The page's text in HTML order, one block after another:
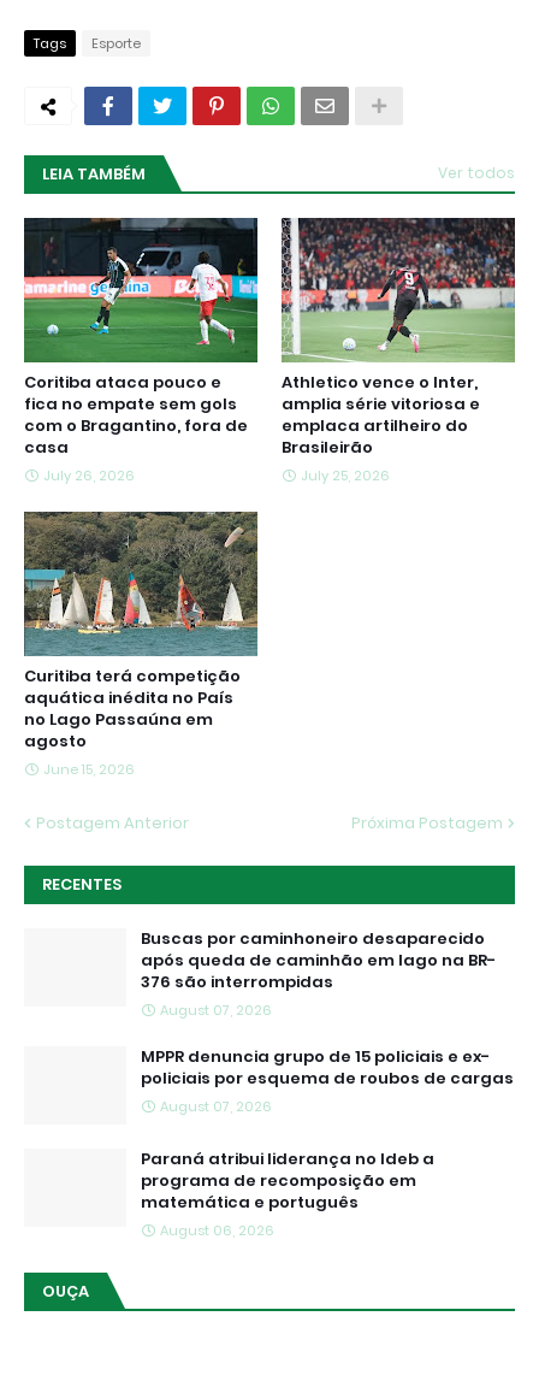
Tags Esporte
LEIA TAMBÉM Ver todos
Coritiba ataca pouco e
fica no empate sem gols
com o Bragantino, fora de
casa
July 26, 2026
Athletico vence o Inter,
amplia série vitoriosa e
emplaca artilheiro do
Brasileirão
July 25, 2026
Curitiba terá competição
aquática inédita no País
no Lago Passaúna em
agosto
June 15, 2026
Postagem Anterior Próxima Postagem
RECENTES
Buscas por caminhoneiro desaparecido
após queda de caminhão em lago na BR-
376 são interrompidas
August 07, 2026
MPPR denuncia grupo de 15 policiais e ex-
policiais por esquema de roubos de cargas
August 07, 2026
Paraná atribui liderança no Ideb a
programa de recomposição em
matemática e português
August 06, 2026
OUÇA